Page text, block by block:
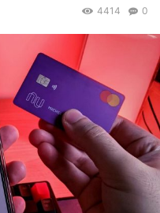
0
4414